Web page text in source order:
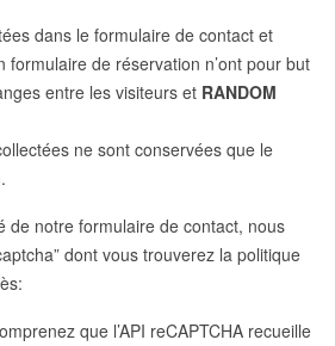
dans le formulaire de contact et
formulaire de réservation n’ont pour but
entre les visiteurs et RANDOM
ne sont conservées que le
de notre formulaire de contact, nous
dont vous trouverez la politique
que l’API reCAPTCHA recueille